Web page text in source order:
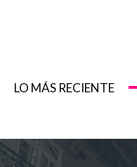
LO MÁS RECIENTE